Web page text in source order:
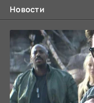
Новости